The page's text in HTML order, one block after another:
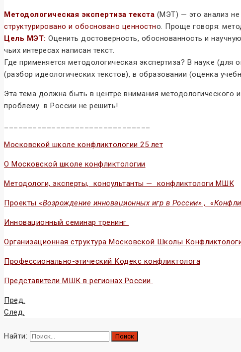
Методологическая экспертиза текста (МЭТ) — это анализ
структурировано и обосновано ценностно. Проще говоря:
Цель МЭТ: Оценить достоверность, обоснованность и
чьих интересах написан текст.
Где применяется методологическая экспертиза? В науке (для
(разбор идеологических текстов), в образовании (оценка
Эта тема должна быть в центре внимания
проблему в России не решить!
Московской школе конфликтологии 25 лет
О Московской школе конфликтологии
Методологи, эксперты, консультанты — конфликтологи МШК
Проекты «Возрождение инновационных игр в России» ,
Инновационный семинар тренинг
Организационная структура Московской Школы
Профессионально-этический Кодекс конфликтолога
Представители МШК в регионах России
Пред.
След.
Найти: